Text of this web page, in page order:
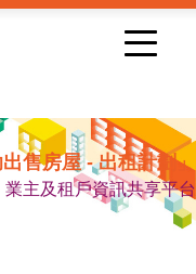
售房屋 - 出租計劃」
業主及租戶資訊共享平台